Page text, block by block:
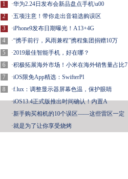
1
2
3
4
5
6
7
8
·华为2.24日发布会新品盘点手机\u00
·五项注意！带你走出音箱选购误区
·iPhone9发布日期曝光！A13+4G
·“携手前行，风雨兼程”携程集团捐赠10万
·2019最佳智能手机，好在哪？
·积极拓展海外市场！小米在海外销售量占比7
·iOS限免App精选：SwifterPl
·f.lux：调整显示器屏幕色温，保护眼睛
·iOS13.4正式版推出时间确认！内置A
·新手购买相机的10个误区——这些雷区一定
·就是为了让你享受烧烤